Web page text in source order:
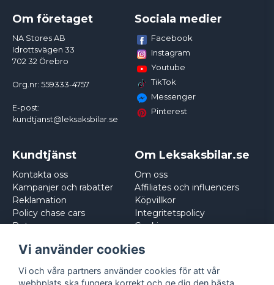
Om företaget
NA Stores AB
Idrottsvägen 33
702 32 Örebro
Org.nr: 559333-4757
E-post:
kundtjanst@leksaksbilar.se
Sociala medier
Facebook
Instagram
Youtube
TikTok
Messenger
Pinterest
Kundtjänst
Kontakta oss
Kampanjer och rabatter
Reklamation
Policy chase cars
Returnera
Om Leksaksbilar.se
Om oss
Affiliates och influencers
Köpvillkor
Integritetspolicy
Cookies
Vi använder cookies
Vi och våra partners använder cookies för att vår
webbplats ska fungera korrekt och ge dig den bästa